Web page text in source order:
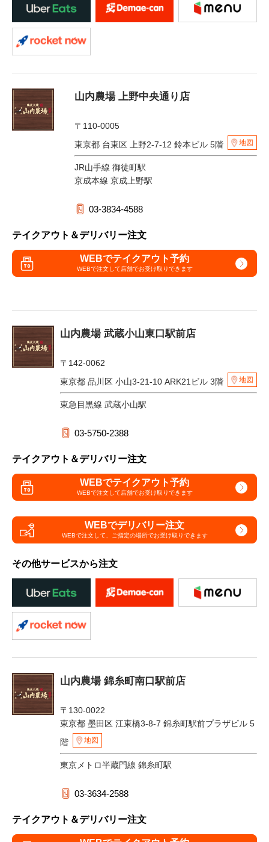
山内農場 上野中央通り店
〒110-0005
東京都 台東区 上野2-7-12 鈴本ビル 5階
地図
JR山手線 御徒町駅
京成本線 京成上野駅
03-3834-4588
テイクアウト＆デリバリー注文
WEBでテイクアウト予約
WEBで注文して店舗でお受け取りできます
山内農場 武蔵小山東口駅前店
〒142-0062
東京都 品川区 小山3-21-10 ARK21ビル 3階
地図
東急目黒線 武蔵小山駅
03-5750-2388
テイクアウト＆デリバリー注文
WEBでテイクアウト予約
WEBで注文して店舗でお受け取りできます
WEBでデリバリー注文
WEBで注文して、 ご指定の場所でお受け取りできます
その他サービスから注文
山内農場 錦糸町南口駅前店
〒130-0022
東京都 墨田区 江東橋3-8-7 錦糸町駅前プラザビル 5
階
地図
東京メトロ半蔵門線 錦糸町駅
03-3634-2588
テイクアウト＆デリバリー注文